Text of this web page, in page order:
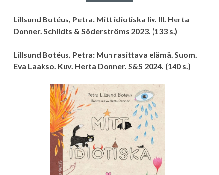
Lillsund Botéus, Petra: Mitt idiotiska liv. Ill. Herta
Donner. Schildts & Söderströms 2023. (133 s.)
Lillsund Botéus, Petra: Mun rasittava elämä. Suom.
Eva Laakso. Kuv. Herta Donner. S&S 2024. (140 s.)